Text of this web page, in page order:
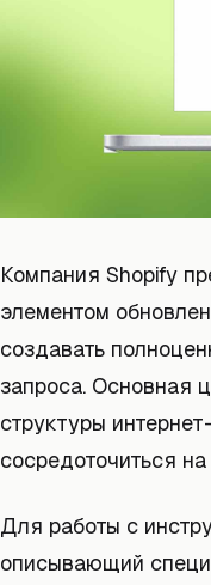
Компания Shopify
элементом
создавать
запроса. Основная
структуры
сосредоточиться
Для работы с
описывающий